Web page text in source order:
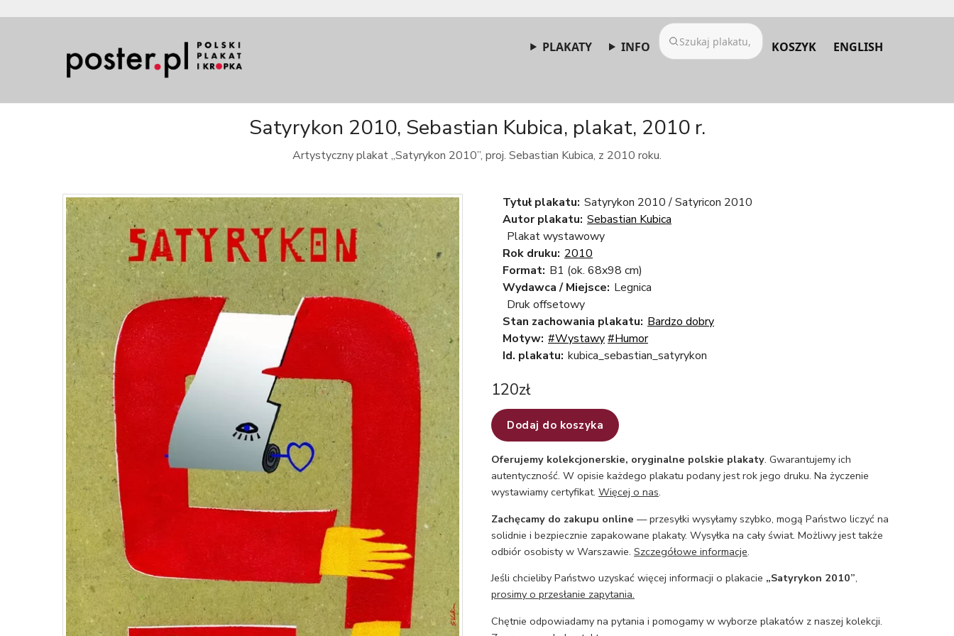
PLAKATY INFO KOSZYK ENGLISH
Satyrykon 2010, Sebastian Kubica, plakat, 2010 r.
Artystyczny plakat „Satyrykon 2010”, proj. Sebastian Kubica, z 2010 roku.
Tytuł plakatu: Satyrykon 2010 / Satyricon 2010
Autor plakatu: Sebastian Kubica
Plakat wystawowy
Rok druku: 2010
Format: B1 (ok. 68x98 cm)
Wydawca / Miejsce: Legnica
Druk offsetowy
Stan zachowania plakatu: Bardzo dobry
Motyw: #Wystawy#Humor
Id. plakatu: kubica_sebastian_satyrykon
120zł
Dodaj do koszyka
Oferujemy kolekcjonerskie, oryginalne polskie plakaty. Gwarantujemy ich
autentyczność. W opisie każdego plakatu podany jest rok jego druku. Na życzenie
wystawiamy certyfikat. Więcej o nas.
Zachęcamy do zakupu online — przesyłki wysyłamy szybko, mogą Państwo liczyć na
solidnie i bezpiecznie zapakowane plakaty. Wysyłka na cały świat. Możliwy jest także
odbiór osobisty w Warszawie. Szczegółowe informacje.
Jeśli chcieliby Państwo uzyskać więcej informacji o plakacie „Satyrykon 2010”,
prosimy o przesłanie zapytania.
Chętnie odpowiadamy na pytania i pomogamy w wyborze plakatów z naszej kolekcji.